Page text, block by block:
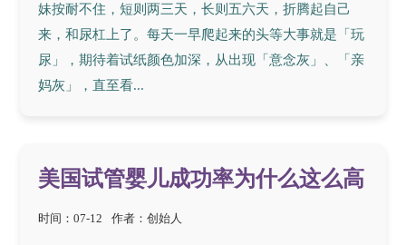
妹按耐不住，短则两三天，长则五六天，折腾起自己
来，和尿杠上了。每天一早爬起来的头等大事就是「玩
尿」，期待着试纸颜色加深，从出现「意念灰」、「亲
妈灰」，直至看...
美国试管婴儿成功率为什么这么高
时间：07-12 作者：创始人